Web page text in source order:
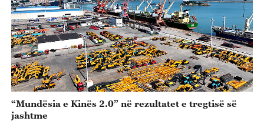
“Mundësia e Kinës 2.0” në rezultatet e tregtisë së
jashtme